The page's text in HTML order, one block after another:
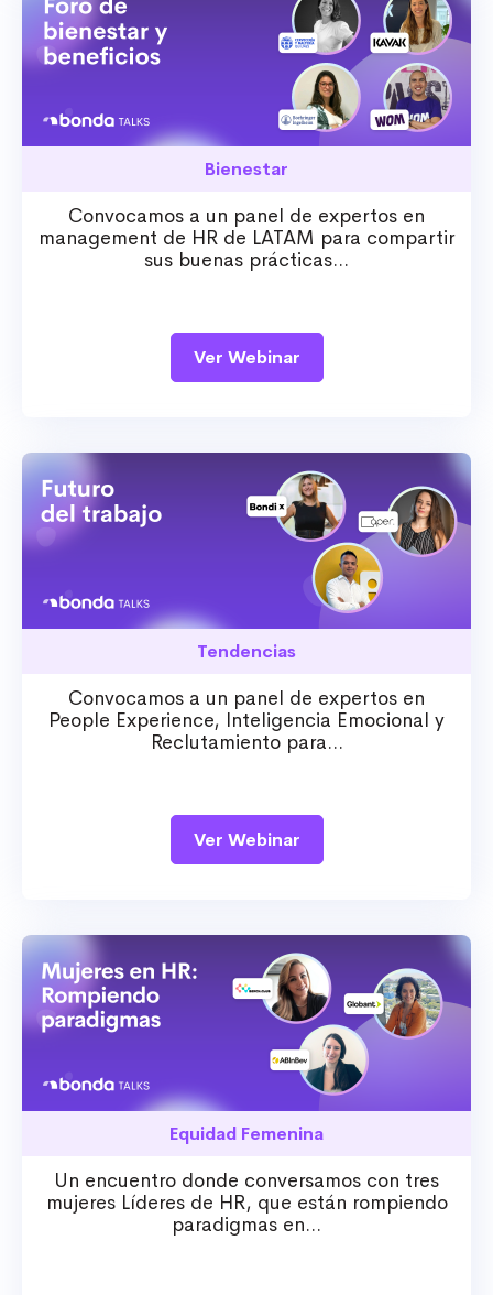
Bienestar
Convocamos a un panel de expertos en
management de HR de LATAM para compartir
sus buenas prácticas...
Ver Webinar
Tendencias
Convocamos a un panel de expertos en
People Experience, Inteligencia Emocional y
Reclutamiento para...
Ver Webinar
Equidad Femenina
Un encuentro donde conversamos con tres
mujeres Líderes de HR, que están rompiendo
paradigmas en...